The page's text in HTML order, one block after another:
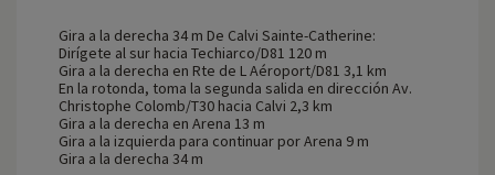
Gira a la derecha 34 m De Calvi Sainte-Catherine:
Dirígete al sur hacia Techiarco/D81 120 m
Gira a la derecha en Rte de L Aéroport/D81 3,1 km
En la rotonda, toma la segunda salida en dirección Av.
Christophe Colomb/T30 hacia Calvi 2,3 km
Gira a la derecha en Arena 13 m
Gira a la izquierda para continuar por Arena 9 m
Gira a la derecha 34 m